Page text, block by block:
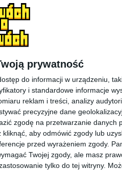
prywatność
do informacji w urządzeniu,
i standardowe informacje
reklam i treści, analizy
precyzyjne dane
zgodę na przetwarzanie danych
aby odmówić zgody lub
przed wyrażeniem zgody.
Twojej zgody, ale masz
tylko do tej witryny.
z systemem Android
YouTube Kids
edukacyjne,
przez partnerów mają
dziecko jest jeszcze zbyt
wiele ułatwień dla